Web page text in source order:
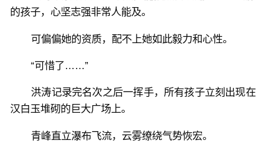
的孩子，心坚志强非常人能及。
可偏偏她的资质，配不上她如此毅力和心性。
“可惜了……”
洪涛记录完名次之后一挥手，所有孩子立刻出现在
汉白玉堆砌的巨大广场上。
青峰直立瀑布飞流，云雾缭绕气势恢宏。